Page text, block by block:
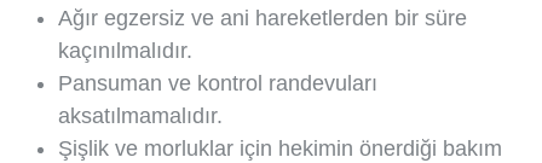
Ağır egzersiz ve ani hareketlerden bir süre
kaçınılmalıdır.
Pansuman ve kontrol randevuları
aksatılmamalıdır.
Şişlik ve morluklar için hekimin önerdiği bakım